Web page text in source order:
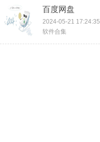
百度网盘
2024-05-21 17:24:35
软件合集